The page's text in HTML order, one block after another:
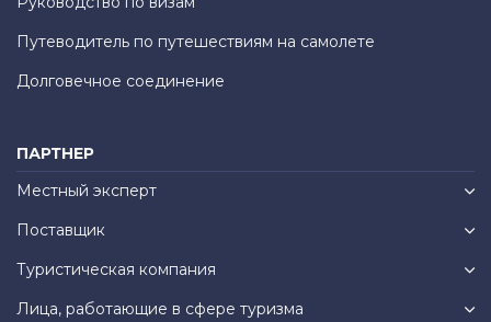
Путеводитель по путешествиям на самолете
Долговечное соединение
ПАРТНЕР
Местный эксперт
Поставщик
Туристическая компания
Лица, работающие в сфере туризма